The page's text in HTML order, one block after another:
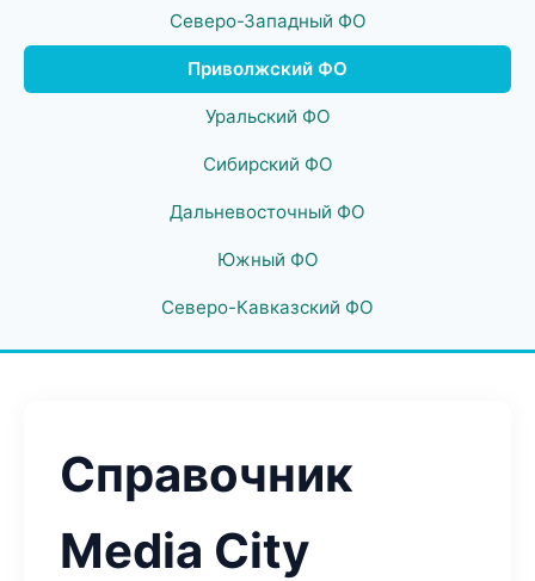
Северо-Западный ФО
Приволжский ФО
Уральский ФО
Сибирский ФО
Дальневосточный ФО
Южный ФО
Северо-Кавказский ФО
Справочник
Media City